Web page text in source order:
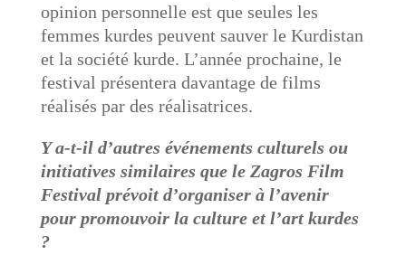
opinion personnelle est que seules les
femmes kurdes peuvent sauver le Kurdistan
et la société kurde. L’année prochaine, le
festival présentera davantage de films
réalisés par des réalisatrices.
Y a-t-il d’autres événements culturels ou
initiatives similaires que le Zagros Film
Festival prévoit d’organiser à l’avenir
pour promouvoir la culture et l’art kurdes
?